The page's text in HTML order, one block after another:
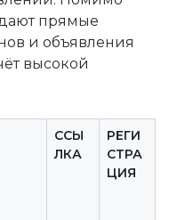
прямые
и объявления
высокой
ССЫ
ЛКА
РЕГИ
СТРА
ЦИЯ